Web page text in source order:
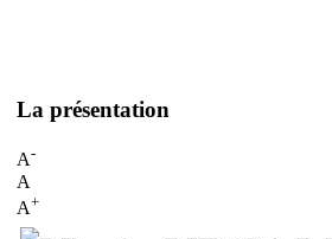
La présentation
A-
A
A+